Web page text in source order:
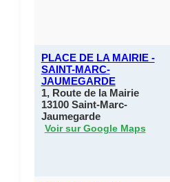
PLACE DE LA MAIRIE -
SAINT-MARC-
JAUMEGARDE
1, Route de la Mairie
13100 Saint-Marc-
Jaumegarde
Voir sur Google Maps